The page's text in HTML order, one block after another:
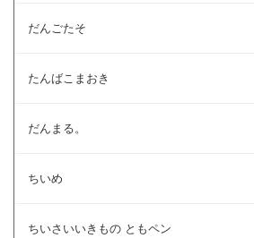
だんごたそ
たんばこまおき
だんまる。
ちいめ
ちいさいいきもの ともペン